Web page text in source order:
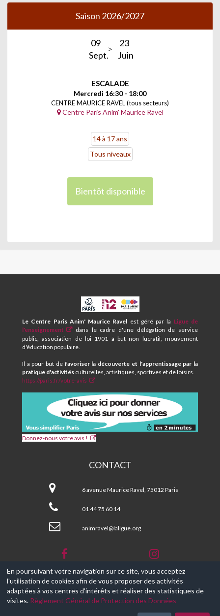
Saison 2026/2027
09
Sept.
23
Juin
ESCALADE
Mercredi 16:30 - 18:00
CENTRE MAURICE RAVEL (tous secteurs)
Centre Paris Anim' Maurice Ravel
14 à 17 ans
Tous niveaux
Bientôt disponible
CPA
ET
CENTRE
SOCIAL
MAURICE
Le Centre Paris Anim' Maurice Ravel est géré par la Ligue de
l'enseignement
dans le cadre d'une délégation de service
public, association de loi 1901 à but non lucratif, mouvement
d'éducation populaire.
Il a pour but de favoriser la découverte et l'apprentissage par la
pratique d'activités culturelles, artistiques, sportives et de loisirs.
https://paris.fr/votre-avis
Donnez-nous votre avis !
CONTACT
Centre
Social
MAURICE
RAVEL
6 avenue Maurice Ravel, 75012 Paris
01 44 75 60 14
animravel@laligue.org
© 2017-2026, Ce site est propulsé par Aniapps.fr
CGV
En poursuivant votre navigation sur ce site, vous acceptez
l'utilisation de cookies afin de vous proposer des activités
adaptées à vos centres d'intérêts et réaliser des statistiques de
visites. Règlement Général de Protection des Données